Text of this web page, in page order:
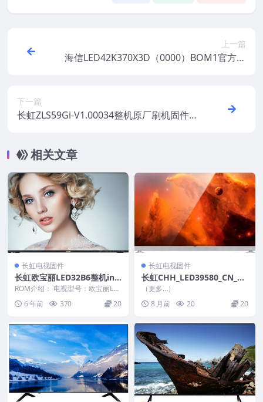
上一篇
海信LED42K370X3D（0000）BOM1官方原
下一篇
长虹ZLS59Gi-V1.00034整机原厂刷机固件下
相关文章
长虹电视固件
长虹欧宝丽LED32B6整机ins
tall.img软件HV320WHB-N
81_U盘刷机固件
ROM介绍： 电视型号：欧宝丽LE
D32B6 面板型号：HV320WHB-N
81...6 年前 370 20
长虹电视固件
长虹CHH_LED39580_CN_RT
D2648_PCB5635-C_TPT390J
1_L01_V2.30_20121210_U盘
刷机固件
（更多…）
8 月前
20 20